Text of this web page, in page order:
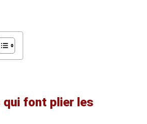
qui font plier les